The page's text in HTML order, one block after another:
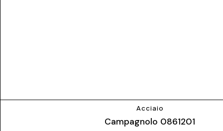
Acciaio
Campagnolo 0861201